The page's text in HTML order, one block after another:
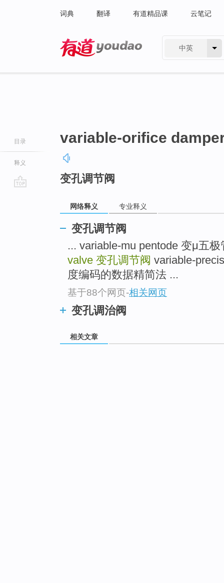
词典 翻译 有道精品课 云笔记
中英
目录
释义
variable-orifice
变孔调节阀
网络释义 专业释义
变孔调节阀
... variable-mu pentode 变μ五
valve 变孔调节阀 variable-
度编码的数据精简法 ...
基于88个网页-相关网页
变孔调治阀
相关文章